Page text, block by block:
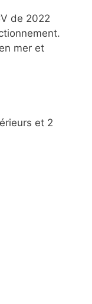
de 2022
mer et
et 2